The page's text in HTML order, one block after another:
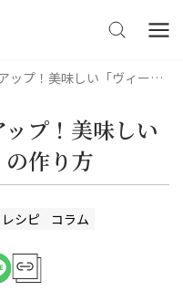
しい「ヴィーガンカレー」の作り方
プ！美味しい
の作り方
レシピ コラム